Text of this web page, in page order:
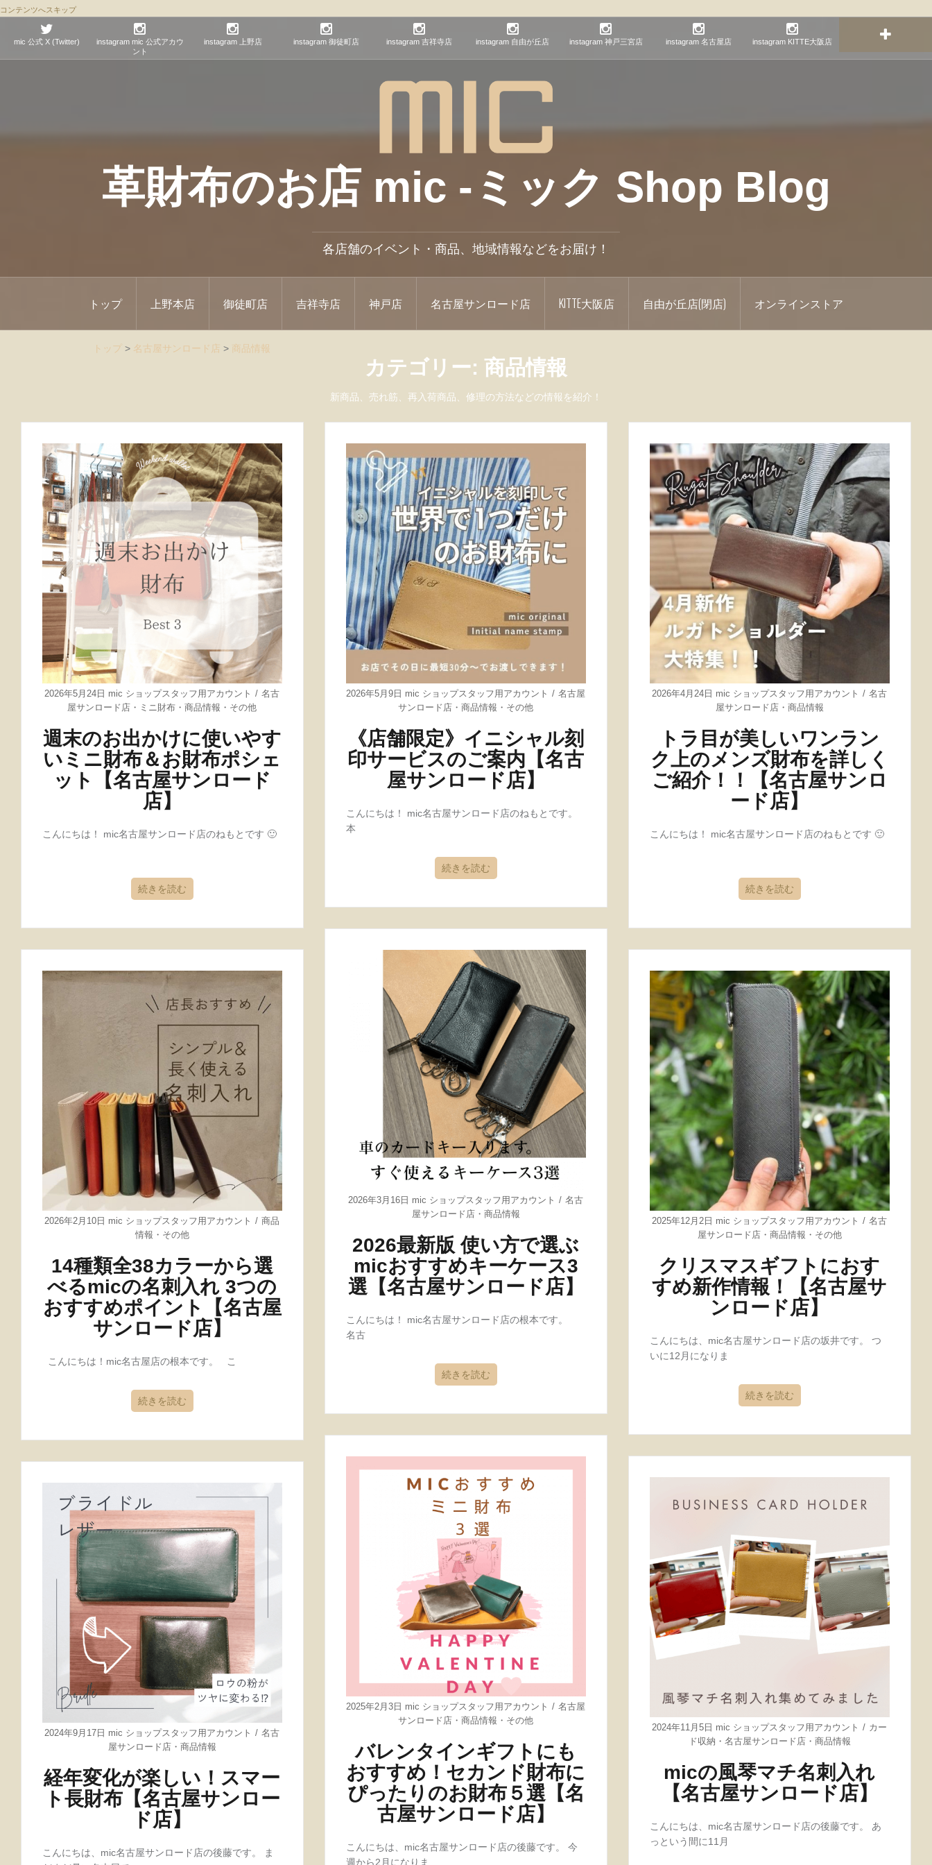
コンテンツへスキップ
mic 公式 X (Twitter)
instagram mic 公式アカウ
ント
instagram 上野店 instagram 御徒町店 instagram 吉祥寺店 instagram 自由が丘店 instagram 神戸三宮店 instagram 名古屋店 instagram KITTE大阪店
革財布のお店 mic -ミック Shop Blog
各店舗のイベント・商品、地域情報などをお届け！
トップ 上野本店 御徒町店 吉祥寺店 神戸店 名古屋サンロード店 KITTE大阪店 自由が丘店(閉店) オンラインストア
トップ > 名古屋サンロード店 > 商品情報
カテゴリー: 商品情報
新商品、売れ筋、再入荷商品、修理の方法などの情報を紹介！
2026年5月24日 mic ショップスタッフ用アカウント
名古
屋サンロード店 ・ ミニ財布 ・商品情報 ・ その他
週末のお出かけに使いやす
いミニ財布＆お財布ポシェ
ット【名古屋サンロード
店】
こんにちは！ mic名古屋サンロード店のねもとです 🙂
続きを読む
2026年5月9日 mic ショップスタッフ用アカウント
名古屋
サンロード店 ・商品情報 ・ その他
《店舗限定》イニシャル刻
印サービスのご案内【名古
屋サンロード店】
こんにちは！ mic名古屋サンロード店のねもとです。
本
続きを読む
2026年4月24日 mic ショップスタッフ用アカウント
名古
屋サンロード店・ 商品情報
トラ目が美しいワンラン
ク上のメンズ財布を詳しく
ご紹介！！【名古屋サンロ
ード店】
こんにちは！ mic名古屋サンロード店のねもとです 🙂
続きを読む
2026年3月16日 mic ショップスタッフ用アカウント
名古
屋サンロード店・ 商品情報
2026最新版 使い方で選ぶ
micおすすめキーケース3
選【名古屋サンロード店】
こんにちは！ mic名古屋サンロード店の根本です。
名古
続きを読む
2026年2月10日 mic ショップスタッフ用アカウント
商品
情報 ・ その他
14種類全38カラーから選
べるmicの名刺入れ 3つの
おすすめポイント【名古屋
サンロード店】
こんにちは！mic名古屋店の根本です。 こ
続きを読む
2025年12月2日 mic ショップスタッフ用アカウント
名古
屋サンロード店・ 商品情報 ・ その他
クリスマスギフトにおす
すめ新作情報！【名古屋サ
ンロード店】
こんにちは、mic名古屋サンロード店の坂井です。 つ
いに12月になりま
続きを読む
2025年2月3日 mic ショップスタッフ用アカウント
名古屋
サンロード店 ・商品情報 ・ その他
バレンタインギフトにも
おすすめ！セカンド財布に
ぴったりのお財布５選【名
古屋サンロード店】
こんにちは、mic名古屋サンロード店の後藤です。 今
週から2月になりま
2024年11月5日 mic ショップスタッフ用アカウント
カー
ド収納 ・ 名古屋サンロード店・ 商品情報
micの風琴マチ名刺入れ
【名古屋サンロード店】
こんにちは、mic名古屋サンロード店の後藤です。 あ
っという間に11月
2024年9月17日 mic ショップスタッフ用アカウント
名古
屋サンロード店・ 商品情報
経年変化が楽しい！スマー
ト長財布【名古屋サンロー
ド店】
こんにちは、mic名古屋サンロード店の後藤です。 ま